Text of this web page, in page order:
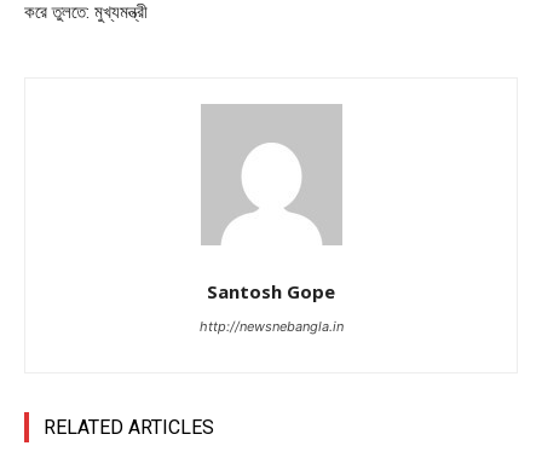
করে তুলতে: মুখ্যমন্ত্রী
Santosh Gope
http://newsnebangla.in
RELATED ARTICLES